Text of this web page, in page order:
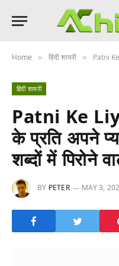
Home » हिंदी शायरी » Patni Ke
हिंदी शायरी
Patni Ke
के प्रति अपने
शब्दों में पिरोने
BY PETER MAY 3,